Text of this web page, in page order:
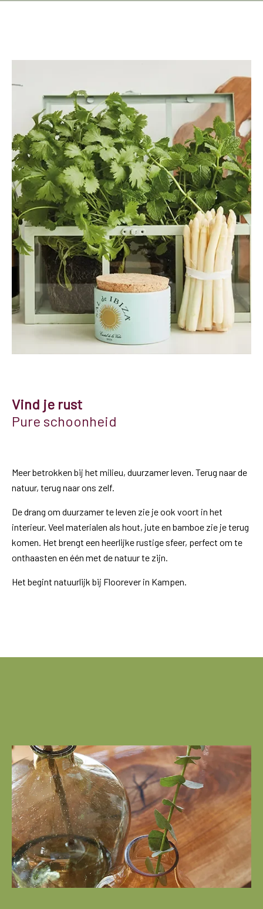
Vind je rust
Pure schoonheid
Meer betrokken bij het milieu, duurzamer leven. Terug naar de
natuur, terug naar ons zelf.
De drang om duurzamer te leven zie je ook voort in het
interieur. Veel materialen als hout, jute en bamboe zie je terug
komen. Het brengt een heerlijke rustige sfeer, perfect om te
onthaasten en één met de natuur te zijn.
Het begint natuurlijk bij Floorever in Kampen.